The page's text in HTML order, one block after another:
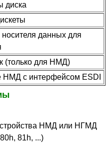
диска
данных для
(только для НМД)
НМД с интерфейсом ESDI
НМД или НГМД
81h, ...)